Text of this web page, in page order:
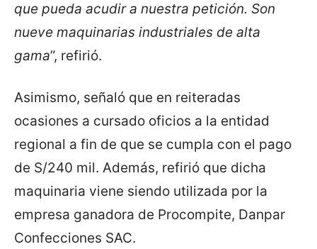
que pueda acudir a nuestra petición. Son
nueve maquinarias industriales de alta
gama”, refirió.
Asimismo, señaló que en reiteradas
ocasiones a cursado oficios a la entidad
regional a fin de que se cumpla con el pago
de S/240 mil. Además, refirió que dicha
maquinaria viene siendo utilizada por la
empresa ganadora de Procompite, Danpar
Confecciones SAC.